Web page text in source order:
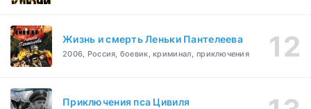
Жизнь и смерть Леньки Пантелеева
2006, Россия, боевик, криминал, приключения
Приключения пса Цивиля